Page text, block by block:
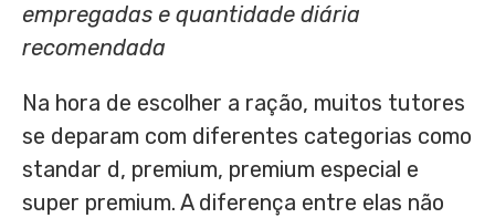
empregadas e quantidade diária
recomendada
Na hora de escolher a ração, muitos tutores
se deparam com diferentes categorias como
standar d, premium, premium especial e
super premium. A diferença entre elas não